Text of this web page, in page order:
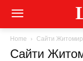
Home Сайти
Сайти